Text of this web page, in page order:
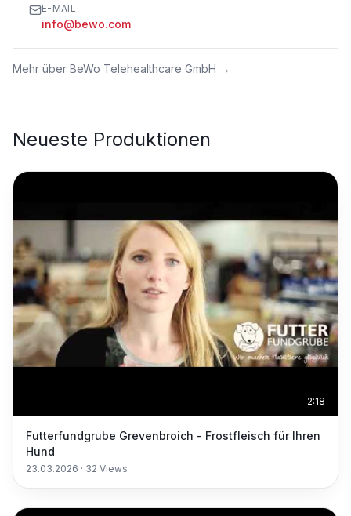
E-MAIL
info@bewo.com
Mehr über BeWo Telehealthcare GmbH →
Neueste Produktionen
2:18
Futterfundgrube Grevenbroich - Frostfleisch für Ihren
Hund
23.03.2026 · 32 Views